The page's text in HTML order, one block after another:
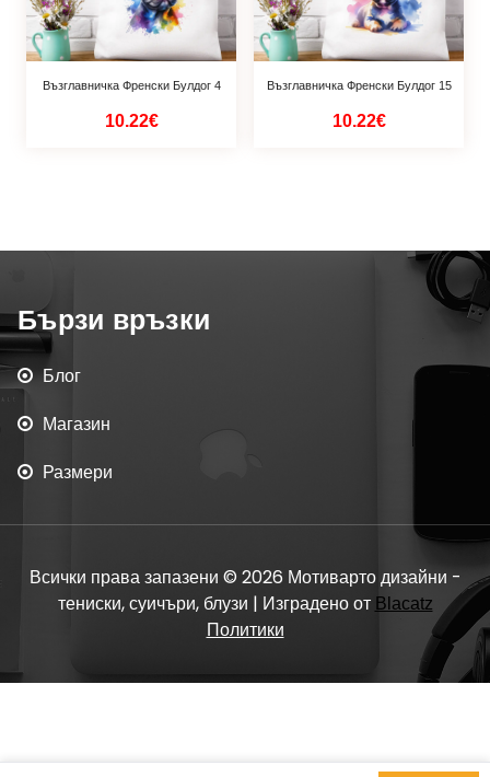
Възглавничка Френски Булдог 4
10.22€
Възглавничка Френски Булдог 15
10.22€
Бързи връзки
Блог
Магазин
Размери
Всички права запазени © 2026 Мотиварто дизайни -
тениски, суичъри, блузи | Изградено от Blacatz
Политики